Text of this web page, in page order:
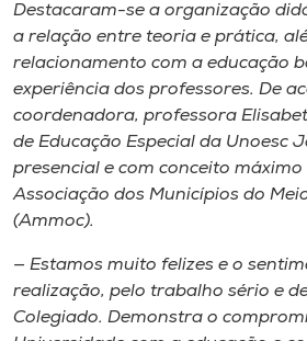
Selecione
o idioma
A+
A-
Destacaram-se a organização
a relação entre teoria e prática,
relacionamento com a educação
experiência dos professores. De
coordenadora, professora
de Educação Especial da Unoesc
presencial e com conceito
Associação dos Municípios do
(Ammoc).
— Estamos muito felizes e o
realização, pelo trabalho sério e
Colegiado. Demonstra o